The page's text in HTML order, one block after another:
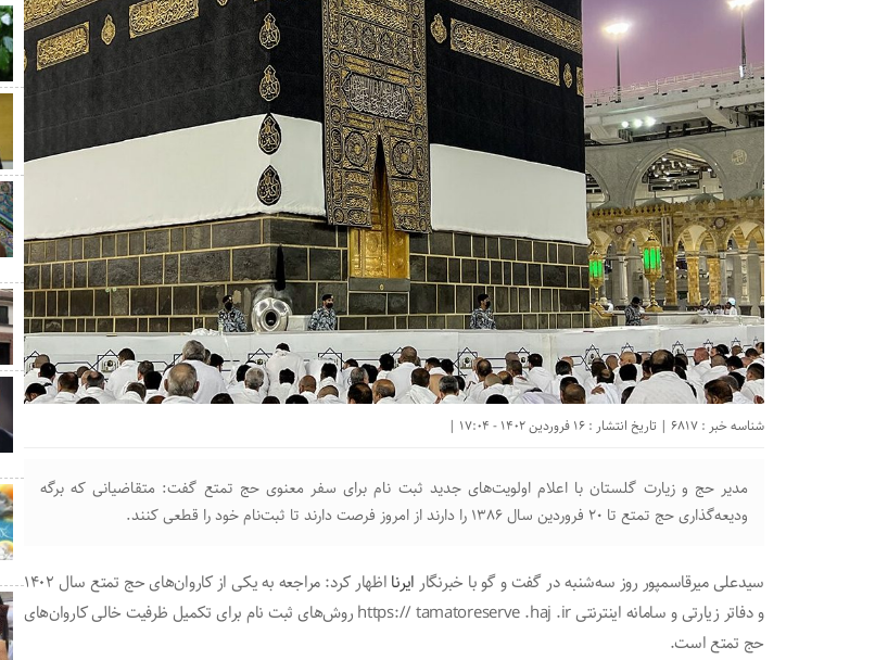
شناسه خبر : 6817 | تاریخ انتشار : 16 فروردین 1402 - 17:04 |
مدیر حج و زیارت گلستان با اعلام اولویت‌های جدید ثبت نام برای سفر معنوی حج تمتع گفت: متقاضیانی که برگه
ودیعه‌گذاری حج تمتع تا ۲۰ فروردین سال ۱۳۸۶ را دارند از امروز فرصت دارند تا ثبت‌نام خود را قطعی کنند.
سیدعلی میرقاسمپور روز سه‌شنبه در گفت و گو با خبرنگارایرنا
اظهار کرد: مراجعه به یکی از کاروان‌های حج تمتع سال ۱۴۰۲
و دفاتر زیارتی و سامانه اینترنتی https:// tamatoreserve .haj .ir روش‌های ثبت نام برای تکمیل ظرفیت خالی کاروان‌های
حج تمتع است.